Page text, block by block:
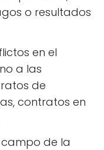
o resultados
en el
a las
de
contratos en
campo de la